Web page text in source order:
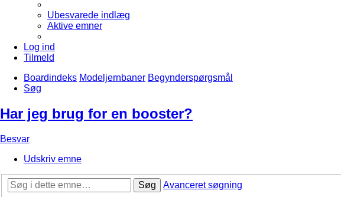
Ubesvarede indlæg
Aktive emner
Log ind
Tilmeld
Boardindeks Modeljernbaner Begynderspørgsmål
Søg
Har jeg brug for en booster?
Besvar
Udskriv emne
Søg
Avanceret søgning